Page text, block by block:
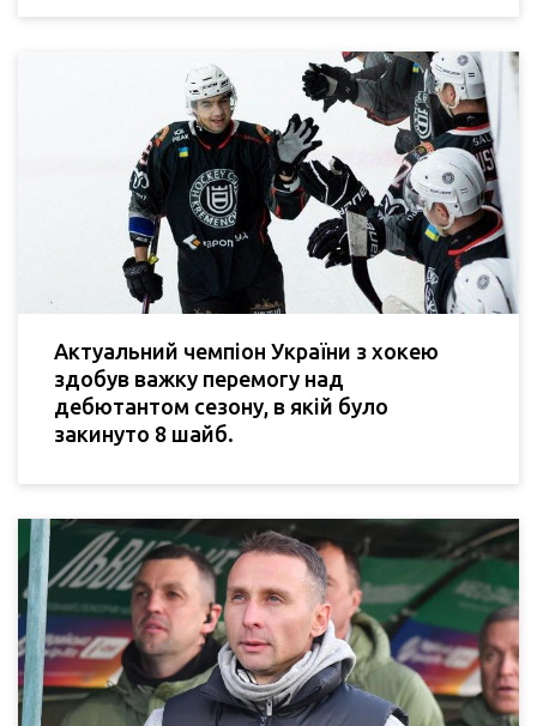
Актуальний чемпіон України з хокею
здобув важку перемогу над
дебютантом сезону, в якій було
закинуто 8 шайб.